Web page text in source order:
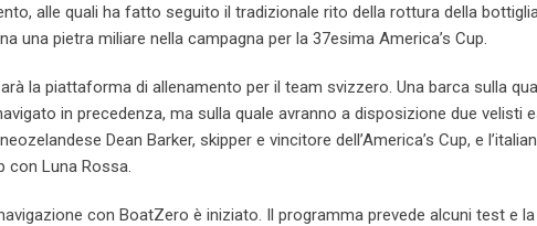
alle quali ha fatto seguito il tradizionale rito della rottura della
una pietra miliare nella campagna per la 37esima America’s Cup.
la piattaforma di allenamento per il team svizzero. Una barca sulla
in precedenza, ma sulla quale avranno a disposizione due velisti
Dean Barker, skipper e vincitore dell’America’s Cup, e
con Luna Rossa.
con BoatZero è iniziato. Il programma prevede alcuni test e la